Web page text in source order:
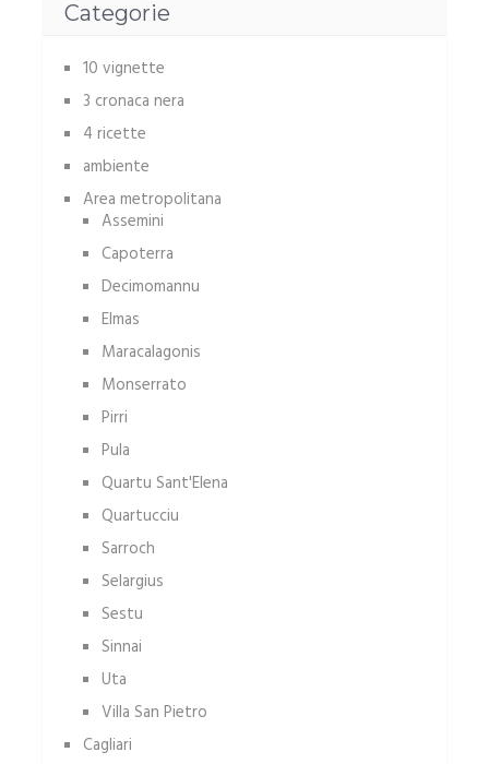
Categorie
10 vignette
3 cronaca nera
4 ricette
ambiente
Area metropolitana
Assemini
Capoterra
Decimomannu
Elmas
Maracalagonis
Monserrato
Pirri
Pula
Quartu Sant'Elena
Quartucciu
Sarroch
Selargius
Sestu
Sinnai
Uta
Villa San Pietro
Cagliari